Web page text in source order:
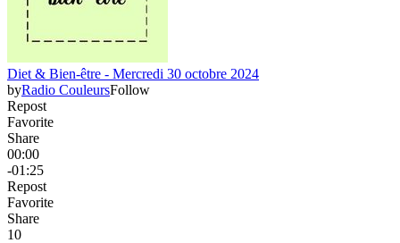
Diet & Bien-être - Mercredi 30 octobre 2024
byRadio CouleursFollow
Repost
Favorite
Share
00:00
-01:25
Repost
Favorite
Share
10